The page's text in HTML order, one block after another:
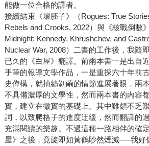
能做一位合格的譯者。
接續結束《壞胚子》（Rogues: True
Rebels and Crooks, 2022）與《核戰倒數
Midnight: Kennedy, Khrushchev, and
Nuclear War, 2008）二書的工作後，我隨
已久的《白屋》翻譯。前兩本書一是出自
手筆的報導文學作品，一是重探六十年前
史偉構，就抽絲剝繭的情節進展著眼，兩
不具備濃厚的文學性，然而兩本書的內容
實，建立在徵實的基礎上。其中雖頗不乏
詞，以致爬格子的進度迂緩，然而翻譯的
充滿閱讀的樂趣。不過這種一路相伴的確
屋》之後，竟旋即如黃鶴眇然煙滅──我好